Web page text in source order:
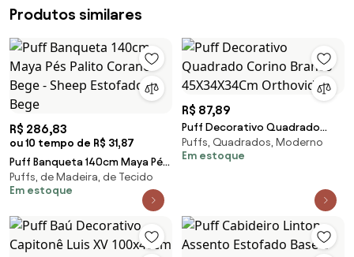
Produtos similares
R$ 286,83
ou 10 tempo de R$ 31,87
Puff Banqueta 140cm Maya Pés
Palito Corano Bege - Sheep
Estofados - Bege
Puffs, de Madeira, de Tecido
Em estoque
R$ 87,89
Puff Decorativo Quadrado
Corino Branco 45X34X34Cm
Orthovida
Puffs, Quadrados, Moderno
Em estoque